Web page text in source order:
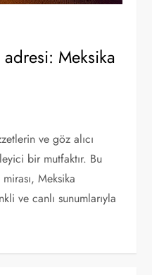
Meksika
ve göz alıcı
bir mutfaktır. Bu
Meksika
ve canlı sunumlarıyla